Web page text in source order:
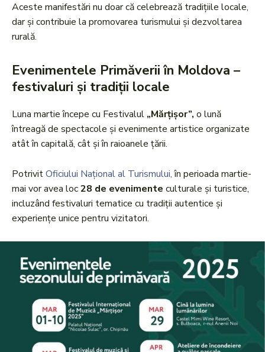
Aceste manifestări nu doar că celebrează tradițiile locale,
dar și contribuie la promovarea turismului și dezvoltarea
rurală.
Evenimentele Primăverii în Moldova –
festivaluri și tradiții locale
Luna martie începe cu Festivalul „Mărțișor”, o lună
întreagă de spectacole și evenimente artistice organizate
atât în capitală, cât și în raioanele țării.
PotrivitOficiului Național al Turismului,în perioada martie-
mai vor avea loc28 de evenimente culturale și turistice,
incluzând festivaluri tematice cu tradiții autentice și
experiențe unice pentru vizitatori.